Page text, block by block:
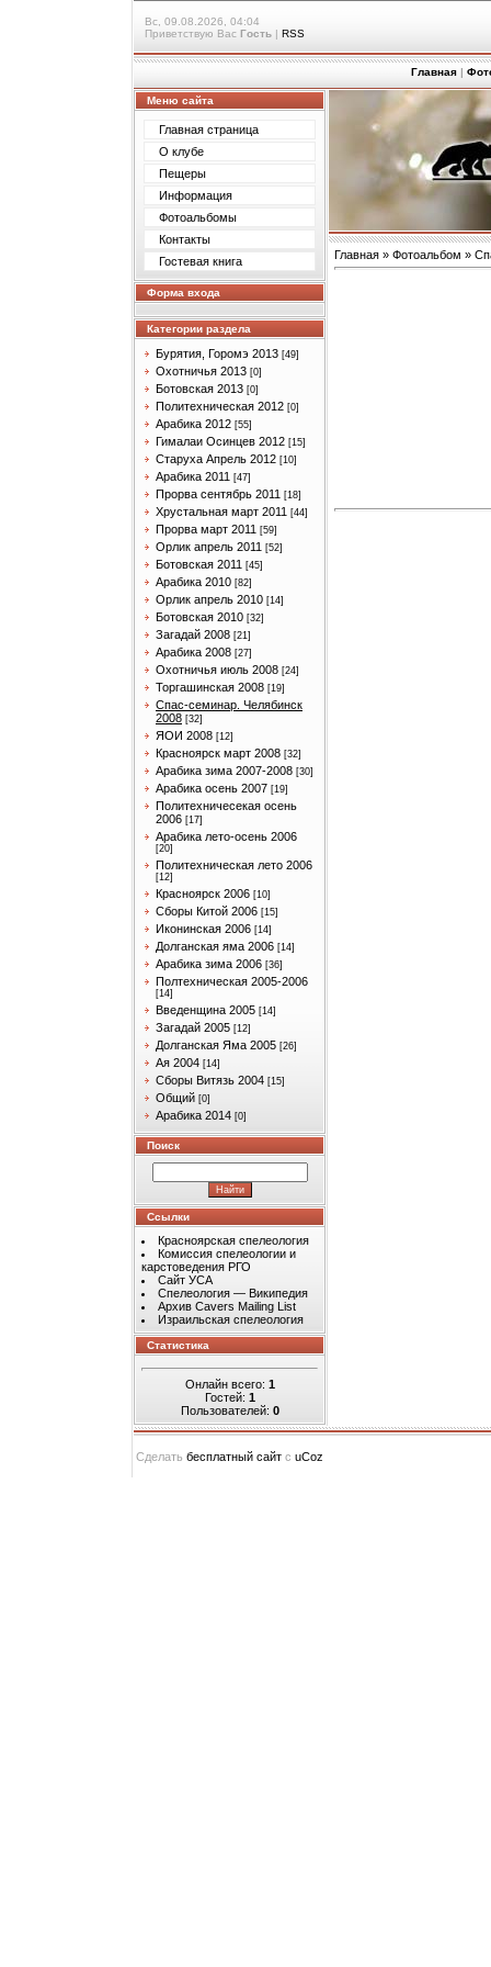
Вс, 09.08.2026, 04:04
Приветствую Вас Гость | RSS
Главная |
Меню сайта
Главная страница
О клубе
Пещеры
Информация
Фотоальбомы
Контакты
Гостевая книга
Форма входа
Категории раздела
Бурятия, Горомэ 2013 [49]
Охотничья 2013 [0]
Ботовская 2013 [0]
Политехническая 2012 [0]
Арабика 2012 [55]
Гималаи Осинцев 2012 [15]
Старуха Апрель 2012 [10]
Арабика 2011 [47]
Прорва сентябрь 2011 [18]
Хрустальная март 2011 [44]
Прорва март 2011 [59]
Орлик апрель 2011 [52]
Ботовская 2011 [45]
Арабика 2010 [82]
Орлик апрель 2010 [14]
Ботовская 2010 [32]
Загадай 2008 [21]
Арабика 2008 [27]
Охотничья июль 2008 [24]
Торгашинская 2008 [19]
Спас-семинар. Челябинск
2008 [32]
ЯОИ 2008 [12]
Красноярск март 2008 [32]
Арабика зима 2007-2008 [30]
Арабика осень 2007 [19]
Политехничесекая осень
2006 [17]
Арабика лето-осень 2006
[20]
Политехническая лето 2006
[12]
Красноярск 2006 [10]
Сборы Китой 2006 [15]
Иконинская 2006 [14]
Долганская яма 2006 [14]
Арабика зима 2006 [36]
Полтехническая 2005-2006
[14]
Введенщина 2005 [14]
Загадай 2005 [12]
Долганская Яма 2005 [26]
Ая 2004 [14]
Сборы Витязь 2004 [15]
Общий [0]
Арабика 2014 [0]
Поиск
Ссылки
Красноярская спелеология
Комиссия спелеологии и
карстоведения РГО
Сайт УСА
Спелеология — Википедия
Архив Cavers Mailing List
Израильская спелеология
Статистика
Онлайн всего: 1
Гостей: 1
Пользователей: 0
Главная » Фотоальбом »
Сделать бесплатный сайт с uCoz